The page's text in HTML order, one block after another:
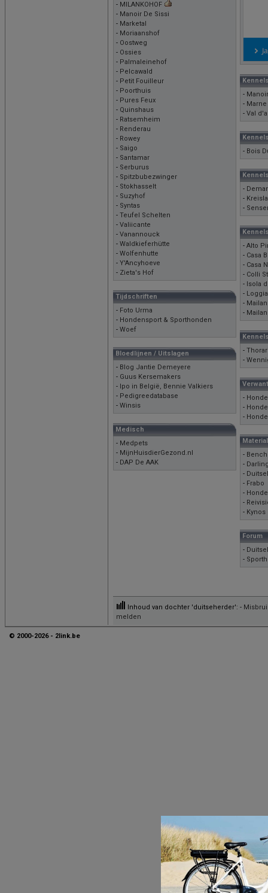
- MILANKOHOF
- Manoir De Sissi
- Marketal
- Moriaanshof
- Oostweg
- Ossies
- Palmaleinehof
- Pelcawald
- Petit Fouilleur
- Poorthuis
- Pures Feux
- Quinshaus
- Ratsemheim
- Renderau
- Rowey
- Saigo
- Santamar
- Serburus
- Spitzbubezwinger
- Stokhasselt
- Suzyhof
- Syntas
- Teufel Schelten
- Valiicante
- Vanannouck
- Waldkieferhütte
- Wolfenhutte
- Y'Ancyhoeve
- Zieta's Hof
Tijdschriften
- Foto Urma
- Hondensport & Sporthonden
- Woef
Bloedlijnen / Uitslagen
- Blog Jantie Demeyere
- Guus Kersemakers
- Ipo in België, Bennie Valkiers
- Pedigreedatabase
- Winsis
Medisch
- Medpets
- MijnHuisdierGezond.nl
- DAP De AAK
-
-
- Val
- Bois
-
-
-
- Alto
- Casa
- Casa
- Colli
- Isola
-
-
-
-
-
-
-
-
-
-
-
- Frabo
-
-
- Kynos
Forum
-
-
Inhoud van dochter 'duitseherder': -
melden
© 2000-2026 - 2link.be